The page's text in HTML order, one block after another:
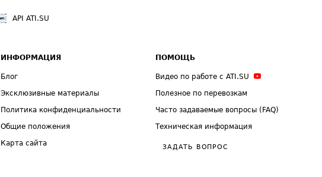
API ATI.SU
ИНФОРМАЦИЯ
Блог
Эксклюзивные материалы
Политика конфиденциальности
Общие положения
Карта сайта
ПОМОЩЬ
Видео по работе с ATI.SU
Полезное по перевозкам
Часто задаваемые вопросы (FAQ)
Техническая информация
ЗАДАТЬ ВОПРОС